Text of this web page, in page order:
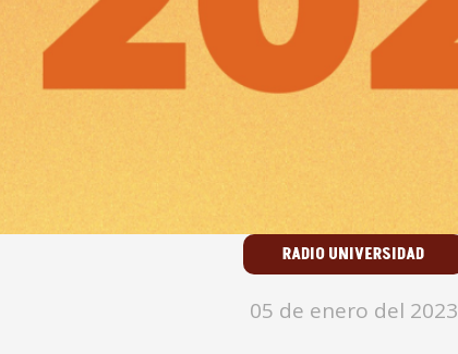
RADIO UNIVERSIDAD
05 de enero del 2023